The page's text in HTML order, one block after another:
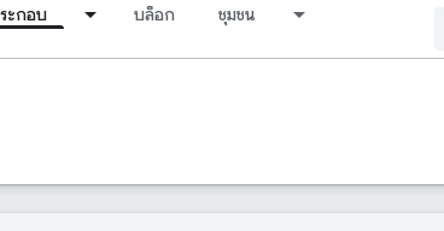
ะกอบ บล็อก ชุมชน